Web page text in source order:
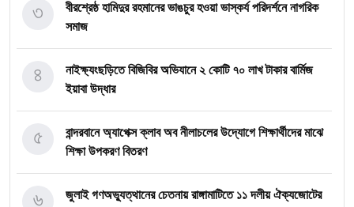
বীরশ্রেষ্ঠ হামিদুর রহমানের ভাঙচুর হওয়া ভাস্কর্য পরিদর্শনে নাগরিক
সমাজ
৩
নাইক্ষ্যংছড়িতে বিজিবির অভিযানে ২ কোটি ৭০ লাখ টাকার বার্মিজ
ইয়াবা উদ্ধার
৪
বান্দরবানে অ্যাপেক্স ক্লাব অব নীলাচলের উদ্যোগে শিক্ষার্থীদের মাঝে
শিক্ষা উপকরণ বিতরণ
৫
জুলাই গণঅভ্যুত্থানের চেতনায় রাঙ্গামাটিতে ১১ দলীয় ঐক্যজোটের
৬